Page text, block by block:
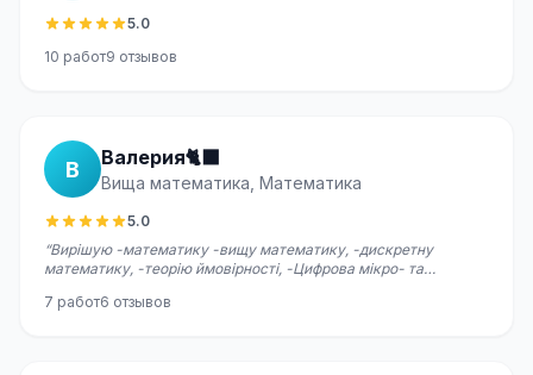
5.0
10 работ9 отзывов
В Валерия🐈‍⬛
Вища математика, Математика
5.0
“Вирішую -математику -вищу математику, -дискретну
математику, -теорію ймовірності, -Цифрова мікро- та
7 работ6 отзывов